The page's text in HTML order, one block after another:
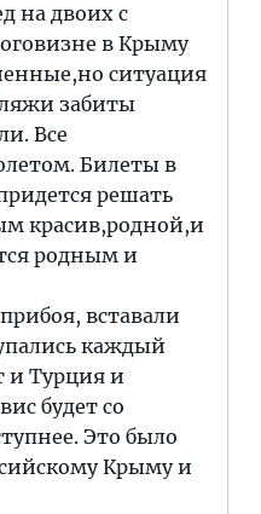
на двоих с
в Крыму
ситуация
забиты
Все
Билеты в
решать
красив,родной,и
родным и
вставали
каждый
и Турция и
будет со
Это было
Крыму и